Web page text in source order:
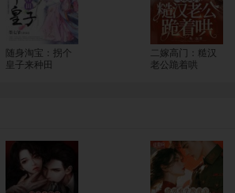
随身淘宝：拐个
皇子来种田
二嫁高门：糙汉
老公跪着哄